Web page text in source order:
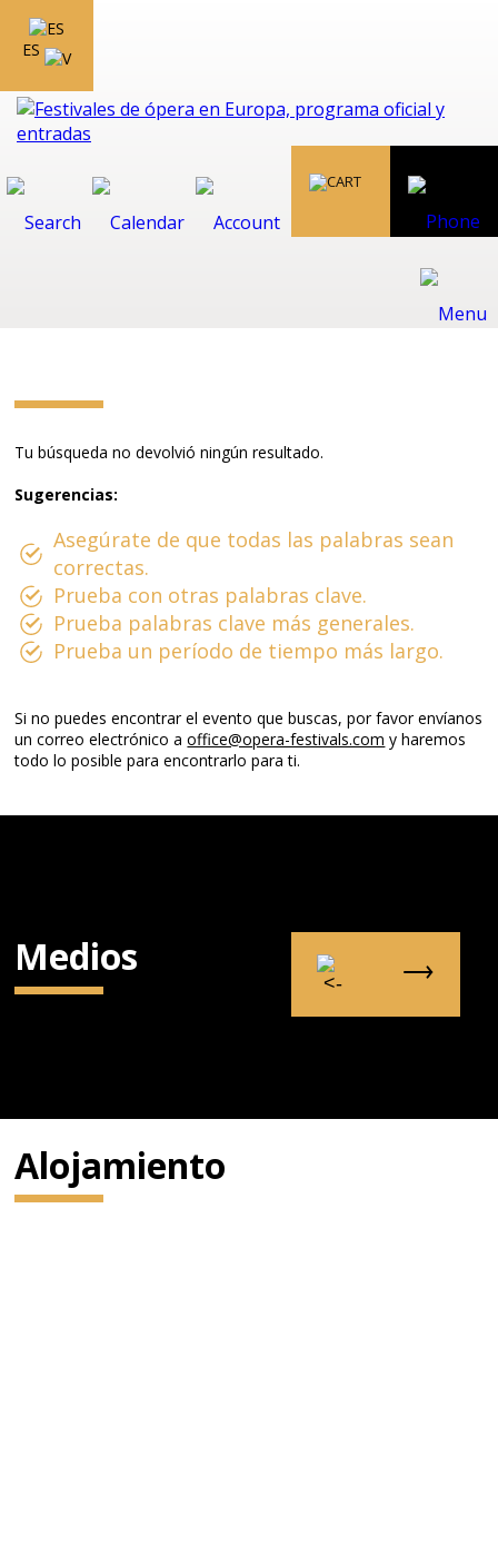
ES
Tu búsqueda no devolvió ningún resultado.
Sugerencias:
Asegúrate de que todas las palabras sean
correctas.
Prueba con otras palabras clave.
Prueba palabras clave más generales.
Prueba un período de tiempo más largo.
Si no puedes encontrar el evento que buscas, por favor envíanos
un correo electrónico aoffice@opera-festivals.com y haremos
todo lo posible para encontrarlo para ti.
Medios
Alojamiento